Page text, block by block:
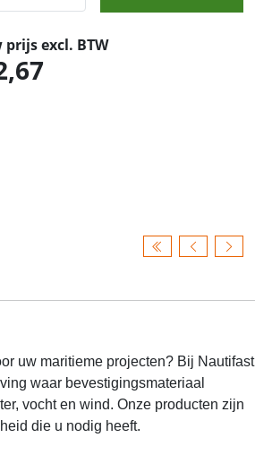
prijs excl. BTW
uw maritieme projecten? Bij Nautifast
waar bevestigingsmateriaal
vocht en wind. Onze producten zijn
die u nodig heeft.